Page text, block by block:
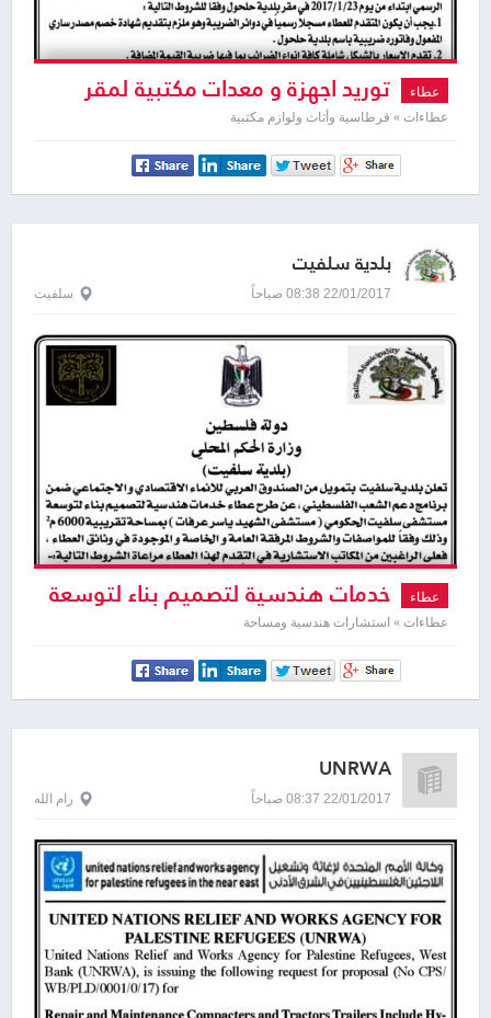
عطاء توريد اجهزة و معدات مكتبية لمقر
مكتب هيئة تسوية اراضي مدينة حلحول
عطاءات » قرطاسية وأثاث ولوازم مكتبية
بلدية سلفيت
22/01/2017 08:38 صباحاً سلفيت
عطاء خدمات هندسية لتصميم بناء لتوسعة
مستشفى سلفيت الحكومي
عطاءات » استشارات هندسية ومساحة
UNRWA
22/01/2017 08:37 صباحاً رام الله